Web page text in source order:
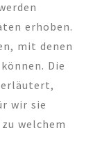
erhoben.
mit denen
Die
wir sie
welchem